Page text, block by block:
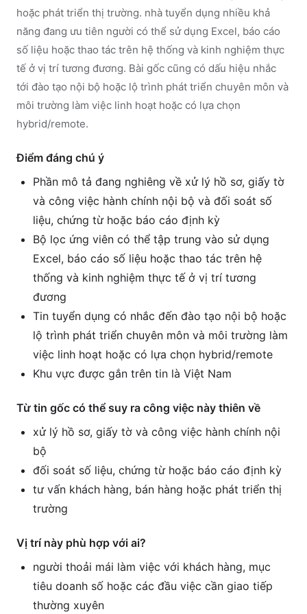
hoặc phát triển thị trường. nhà tuyển dụng nhiều khả
năng đang ưu tiên người có thể sử dụng Excel, báo cáo
số liệu hoặc thao tác trên hệ thống và kinh nghiệm thực
tế ở vị trí tương đương. Bài gốc cũng có dấu hiệu nhắc
tới đào tạo nội bộ hoặc lộ trình phát triển chuyên môn và
môi trường làm việc linh hoạt hoặc có lựa chọn
hybrid/remote.
Điểm đáng chú ý
Phần mô tả đang nghiêng về xử lý hồ sơ, giấy tờ
và công việc hành chính nội bộ và đối soát số
liệu, chứng từ hoặc báo cáo định kỳ
Bộ lọc ứng viên có thể tập trung vào sử dụng
Excel, báo cáo số liệu hoặc thao tác trên hệ
thống và kinh nghiệm thực tế ở vị trí tương
đương
Tin tuyển dụng có nhắc đến đào tạo nội bộ hoặc
lộ trình phát triển chuyên môn và môi trường làm
việc linh hoạt hoặc có lựa chọn hybrid/remote
Khu vực được gắn trên tin là Việt Nam
Từ tin gốc có thể suy ra công việc này thiên về
xử lý hồ sơ, giấy tờ và công việc hành chính nội
bộ
đối soát số liệu, chứng từ hoặc báo cáo định kỳ
tư vấn khách hàng, bán hàng hoặc phát triển thị
trường
Vị trí này phù hợp với ai?
người thoải mái làm việc với khách hàng, mục
tiêu doanh số hoặc các đầu việc cần giao tiếp
thường xuyên